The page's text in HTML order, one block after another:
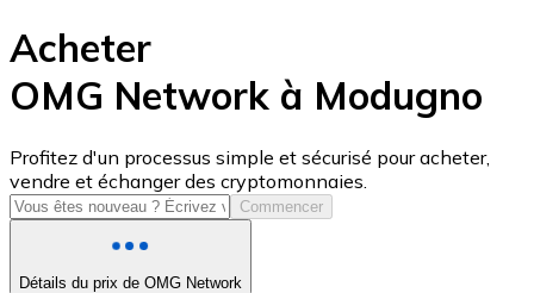
USD Coin
USDC
Acheter
OMG Network à Modugno
Profitez d'un processus simple et sécurisé pour acheter,
vendre et échanger des cryptomonnaies.
Commencer
Détails du prix de OMG Network